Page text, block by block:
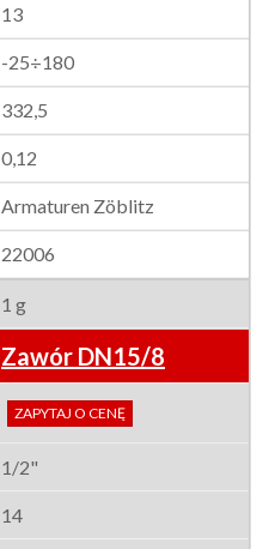
13
-25÷180
332,5
0,12
Armaturen Zöblitz
22006
1 g
Zawór DN15/8
ZAPYTAJ O CENĘ
1/2"
14